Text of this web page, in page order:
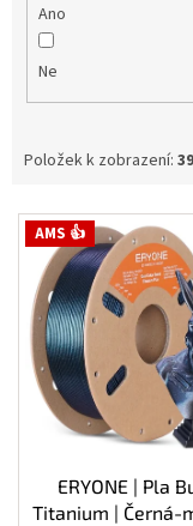
Ano
Ne
Položek k zobrazení: 39
V AMS 👍
ERYONE | Pla
Titanium | Černá-